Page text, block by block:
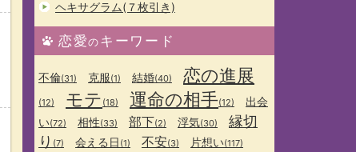
ヘキサグラム(７枚引き)
恋愛のキーワード
不倫(31) 克服(1) 結婚(40) 恋の進展
(12) モテ (18) 運命の相手(12)
出会
い(72) 相性(33) 部下(2) 浮気(30)
縁切
り (7) 会える日 (1) 不安(3) 片想い(117)